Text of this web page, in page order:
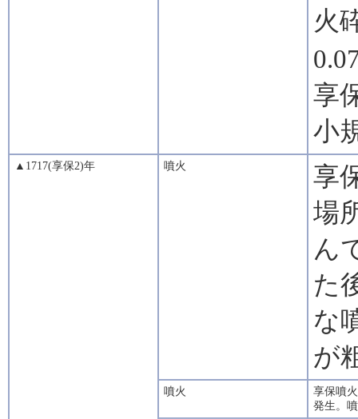
火
享
小
▲1717(享保2)年 噴火
享
場
ん
た
な
が
噴火
享保噴
発生。